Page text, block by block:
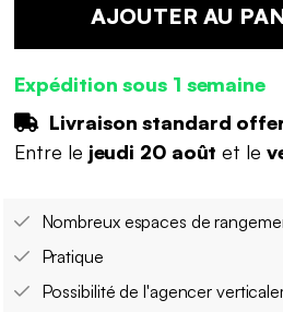
AJOUTER AU
Expédition sous 1 semaine
Livraison standard
Entre le jeudi 20 août et le
Nombreux espaces de
Pratique
Possibilité de l'agencer